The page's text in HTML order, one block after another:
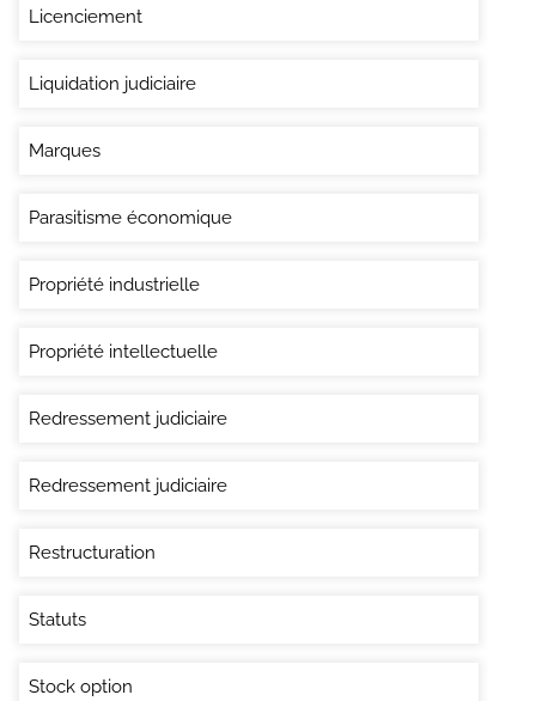
Licenciement
Liquidation judiciaire
Marques
Parasitisme économique
Propriété industrielle
Propriété intellectuelle
Redressement judiciaire
Redressement judiciaire
Restructuration
Statuts
Stock option